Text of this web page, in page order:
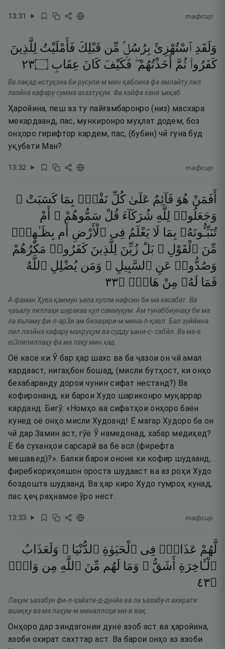
13:31 тафсир
وَلَقَدِ ٱسْتُهْزِئَ بِرُسُلٍۢ مِّن قَبْلِكَ فَأَمْلَيْتُ لِلَّذِينَ
كَفَرُوا۟ ثُمَّ أَخَذْتُهُمْ ۖ فَكَيْفَ كَانَ عِقَابِ ۝٣٢
Ва лақад-истуҳзиа би русули-м мин қаблика фа амлайту лил
лазӣна кафару сумма ахазтуҳум. Фа кайфа кана ъиқаб.
Ҳаройина, пеш аз ту пайғамбаронро (низ) масхара
мекардаанд, пас, мункиронро муҳлат додем, боз
онҳоро гирифтор кардем, пас, (бубин) чӣ гуна буд
уқубати Ман?
13:32 тафсир
أَفَمَنْ هُوَ قَآئِمٌ عَلَىٰ كُلِّ نَفْسٍۭ بِمَا كَسَبَتْ ۗ
وَجَعَلُوا۟ لِلَّهِ شُرَكَآءَ قُلْ سَمُّوهُمْ ۚ
أَمْ
تُنَبِّـُٔونَهُۥ بِمَا لَا يَعْلَمُ فِى ٱلْأَرْضِ أَم بِظَـٰهِرٍۢ
مِّنَ ٱلْقَوْلِ ۗ بَلْ زُيِّنَ لِلَّذِينَ كَفَرُوا۟ مَكْرُهُمْ
وَصُدُّوا۟ عَنِ ٱلسَّبِيلِ ۗ وَمَن يُضْلِلِ ٱللَّهُ
فَمَا لَهُۥ مِنْ هَادٍۢ ۝٣٣
А-фаман Ҳува қаимун ъала кулли нафсин би ма касабат. Ва
ҷаъалу лиллаҳи шуракаа қул саммуҳум. Ам тунаббиунаҳу би ма
ла яъламу фи-л-арЗи ам бизаҳири-м мина-л-қавл. Бал зуййина
лил лазӣна кафару макруҳум ва судду ъани-с- сабӣл. Ва ма-я
юЗлилиллаҳу фа ма лаҳу мин ҳад.
Оё касе ки Ӯ бар ҳар шахс ва ба ҷазои он чӣ амал
кардааст, нигаҳбон бошад, (мисли бутҳост, ки онҳо
бехабаранду дорои чунин сифат нестанд?) Ва
кофиронанд, ки барои Худо шариконро муқаррар
карданд. Бигӯ: «Номҳо ва сифатҳои онҳоро баён
кунед оё онҳо мисли Худоанд! Ё магар Худоро ба он
чӣ дар Замин аст, гӯё Ӯ намедонад, хабар медиҳед?
Ё ба суханҳои сарсарӣ ва бе асл (фирефта
мешавед)?». Балки барои ононе ки кофир шудаанд,
фиребкориҳояшон ороста шудааст ва аз роҳи Худо
боздошта шудаанд. Ва ҳар киро Худо гумроҳ кунад,
пас ҳеҷ раҳнамое ӯро нест.
13:33 тафсир
لَّهُمْ عَذَابٌۭ فِى ٱلْحَيَوٰةِ ٱلدُّنْيَا ۖ وَلَعَذَابُ
ٱلْـَٔاخِرَةِ
أَشَقُّ ۖ وَمَا لَهُم مِّنَ ٱللَّهِ مِن وَاقٍۢ
۝٣٤
Лаҳум ъазабун фи-л-ҳайати-д-дунйа ва ла ъазабу-л ахирати
ашаққу ва ма лаҳум-м миналлоҳи ми-в вақ.
Онҳоро дар зиндагонии дунё азоб аст ва ҳаройина,
азоби охират сахттар аст. Ва барои онҳо аз азоби